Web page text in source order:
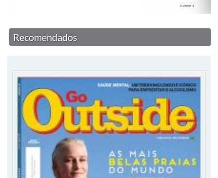
Recomendados